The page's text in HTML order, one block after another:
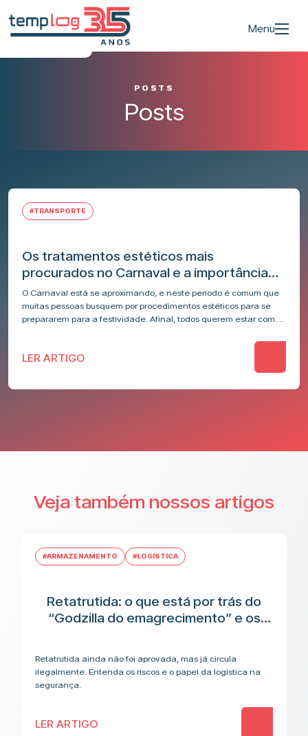
Menu
POSTS
Posts
#TRANSPORTE
Os tratamentos estéticos mais
procurados no Carnaval e a importância
da logística especializada
O Carnaval está se aproximando, e neste período é comum que
muitas pessoas busquem por procedimentos estéticos para se
prepararem para a festividade. Afinal, todos querem estar com a
LER ARTIGO
Veja também nossos artigos
#ARMAZENAMENTO #LOGÍSTICA
Retatrutida: o que está por trás do
“Godzilla do emagrecimento” e os
Retatrutida ainda não foi aprovada, mas já circula
ilegalmente. Entenda os riscos e o papel da logística na
segurança.
LER ARTIGO